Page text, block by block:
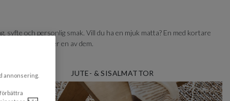
och personlig smak. Vill du ha en mjuk matta? En med kortare
dig när du väljer en av dem.
JUTE- & SISALMATTOR
annonsering.